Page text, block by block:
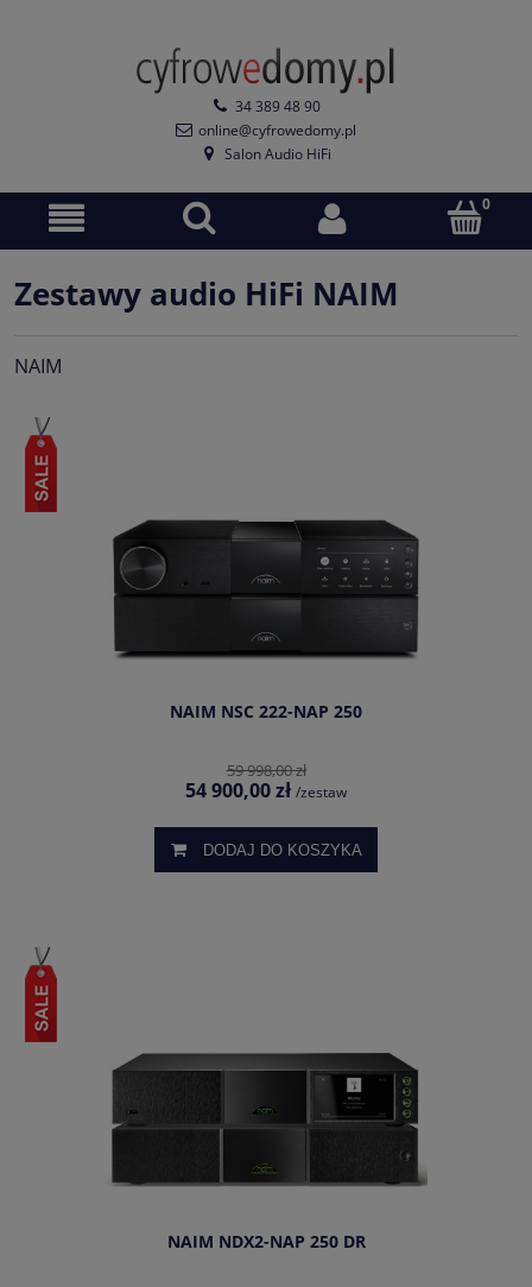
34 389 48 90
online@cyfrowedomy.pl
Salon Audio HiFi
Zestawy audio HiFi NAIM
NAIM
NAIM NSC 222-NAP 250
59 998,00 zł
54 900,00 zł /zestaw
DODAJ DO KOSZYKA
NAIM NDX2-NAP 250 DR